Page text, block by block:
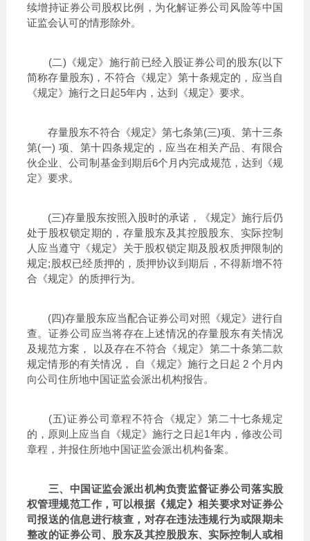
续增持证券公司股权比例，为化解证券公司风险等中国
证监会认可的情形除外。
(二)《规定》施行前已经入股证券公司的股东(以下
简称存量股东)，不符合《规定》第十条规定的，应当自
《规定》施行之日起5年内，达到《规定》要求。
存量股东不符合《规定》第七条第(三)项、第十三条
第(一) 项、第十四条规定的，应当在相关产品、有限合
伙企业、公司制基金到期后6个月内完成规范，达到《规
定》要求。
(三)存量股东按照入股时的承诺，《规定》施行后仍
处于股权锁定期的，存量股东及其控股股东、实际控制
人应当遵守《规定》关于股权锁定期及股权质押限制的
规定;股权已经质押的，质押协议到期后，不得新增不符
合《规定》的质押行为。
(四)存量股东应当配合证券公司对照《规定》进行自
查。证券公司应当将存在上述情况的存量股东有关情况
及规范方案， 以及存在不符合《规定》第二十条第二款
规定情形的有关情况， 自《规定》施行之日起 2 个月内
向公司住所地中国证监会派出机构报告。
(五)证券公司章程不符合《规定》第二十七条规定
的，原则上应当自《规定》施行之日起1年内，修改公司
章程，并报住所地中国证监会派出机构备案。
三、中国证监会派出机构负责监督证券公司落实股
权管理规范工作，可以根据《规定》相关要求对证券公
司报送的信息进行核查，对存在违法违规行为或限期未
整改的证券公司、股东及其控股股东、实际控制人或相